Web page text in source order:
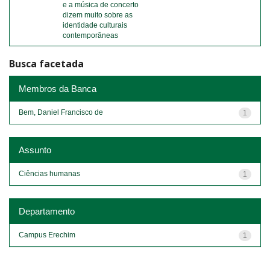
e a música de concerto
dizem muito sobre as
identidade culturais
contemporâneas
Busca facetada
Membros da Banca
1
Bem, Daniel Francisco de
Assunto
1
Ciências humanas
Departamento
1
Campus Erechim